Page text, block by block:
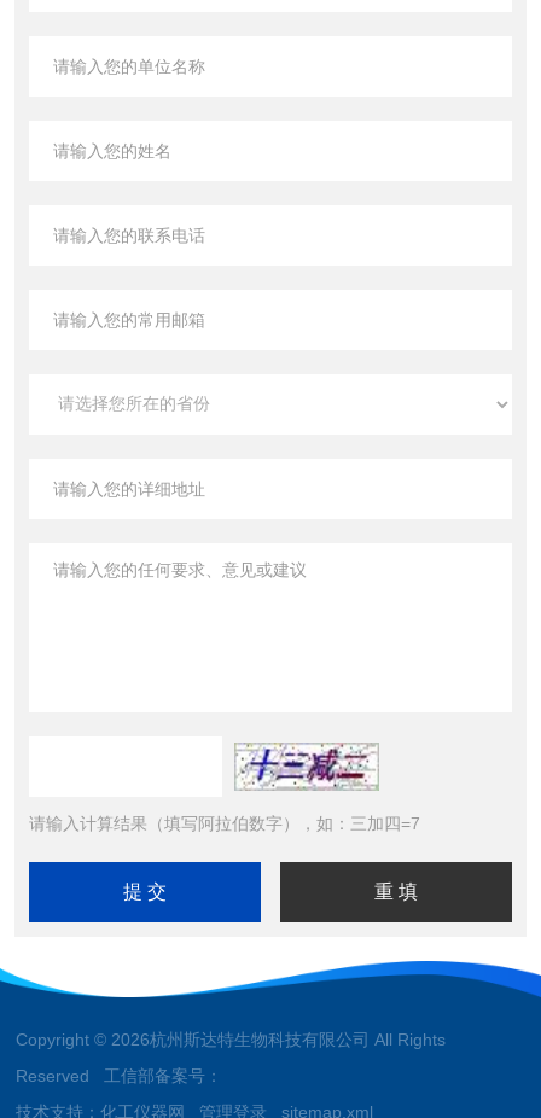
请输入计算结果（填写阿拉伯数字），如：三加四=7
Copyright © 2026杭州斯达特生物科技有限公司 All Rights
Reserved 工信部备案号：
技术支持：化工仪器网 管理登录 sitemap.xml